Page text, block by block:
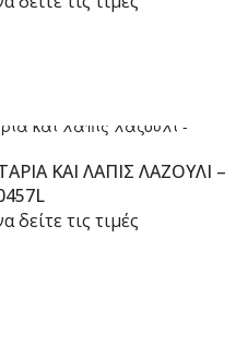
ΚΑΙ ΛΆΠΙΣ ΛΆΖΟΥΛΙ –
δείτε τις τιμές